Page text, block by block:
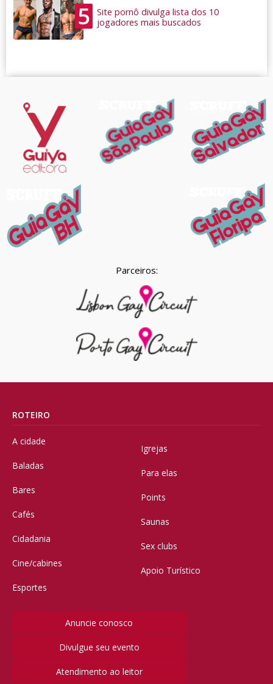
5
Site pornô divulga lista dos 10
jogadores mais buscados
Parceiros:
ROTEIRO
A cidade
Baladas
Bares
Cafés
Cidadania
Cine/cabines
Esportes
Igrejas
Para elas
Points
Saunas
Sex clubs
Apoio Turístico
Anuncie conosco
Divulgue seu evento
Atendimento ao leitor